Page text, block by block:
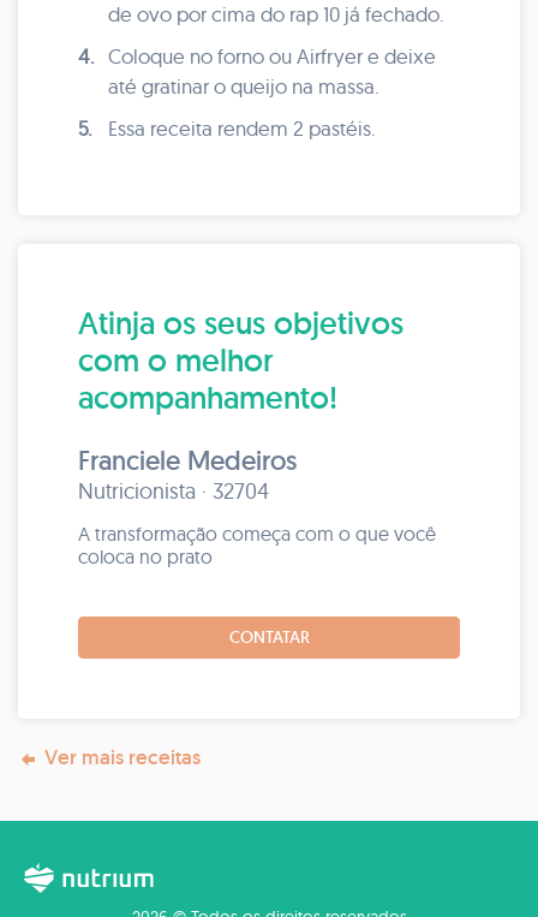
de ovo por cima do rap 10 já fechado.
4. Coloque no forno ou Airfryer e deixe
até gratinar o queijo na massa.
5.
Essa receita rendem 2 pastéis.
Atinja os seus objetivos
com o melhor
acompanhamento!
Franciele Medeiros
Nutricionista · 32704
A transformação começa com o que você
coloca no prato
CONTATAR
Ver mais receitas